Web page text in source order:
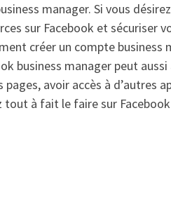
manager. Si vous
sur Facebook et sécuriser
créer un compte business
business manager peut
avoir accès à d’autres
à fait le faire sur